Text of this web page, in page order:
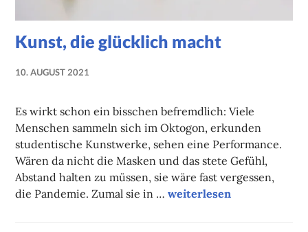
Kunst, die glücklich macht
10. AUGUST 2021
Es wirkt schon ein bisschen befremdlich: Viele
Menschen sammeln sich im Oktogon, erkunden
studentische Kunstwerke, sehen eine Performance.
Wären da nicht die Masken und das stete Gefühl,
Abstand halten zu müssen, sie wäre fast vergessen,
die Pandemie. Zumal sie in …Kunst, die glücklich macht
weiterlesen